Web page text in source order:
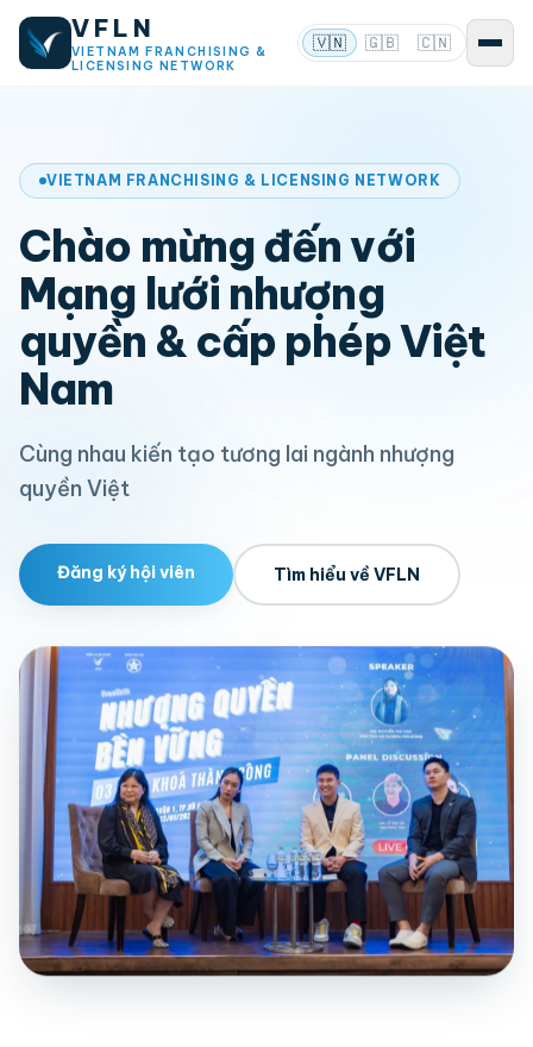
VFLN
VIETNAM FRANCHISING &
LICENSING NETWORK
🇻🇳 🇬🇧 🇨🇳
VIETNAM FRANCHISING & LICENSING NETWORK
Chào mừng đến với
Mạng lưới nhượng
quyền & cấp phép Việt
Nam
Cùng nhau kiến tạo tương lai ngành nhượng
quyền Việt
Đăng ký hội viên Tìm hiểu về VFLN